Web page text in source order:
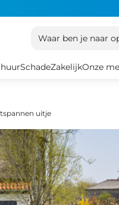
Waar ben je naar
SchadeZakelijkOnze
uitje